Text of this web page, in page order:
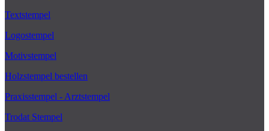
Textstempel
Logostempel
Motivstempel
Holzstempel bestellen
Praxisstempel - Arztstempel
Trodat Stempel